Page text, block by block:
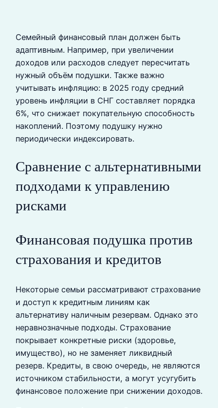
Семейный финансовый план должен быть
адаптивным. Например, при увеличении
доходов или расходов следует пересчитать
нужный объём подушки. Также важно
учитывать инфляцию: в 2025 году средний
уровень инфляции в СНГ составляет порядка
6%, что снижает покупательную способность
накоплений. Поэтому подушку нужно
периодически индексировать.
Сравнение с альтернативными
подходами к управлению
рисками
Финансовая подушка против
страхования и кредитов
Некоторые семьи рассматривают страхование
и доступ к кредитным линиям как
альтернативу наличным резервам. Однако это
неравнозначные подходы. Страхование
покрывает конкретные риски (здоровье,
имущество), но не заменяет ликвидный
резерв. Кредиты, в свою очередь, не являются
источником стабильности, а могут усугубить
финансовое положение при снижении доходов.